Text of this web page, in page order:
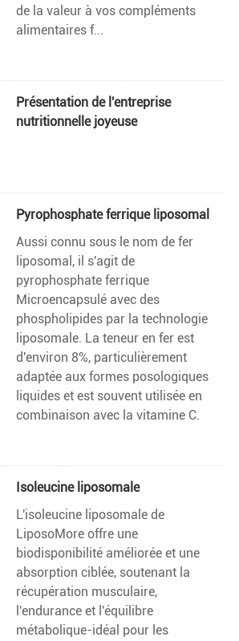
de la valeur à vos compléments
alimentaires f...
Présentation de l'entreprise
nutritionnelle joyeuse
Pyrophosphate ferrique liposomal
Aussi connu sous le nom de fer
liposomal, il s'agit de
pyrophosphate ferrique
Microencapsulé avec des
phospholipides par la technologie
liposomale. La teneur en fer est
d'environ 8%, particulièrement
adaptée aux formes posologiques
liquides et est souvent utilisée en
combinaison avec la vitamine C.
Isoleucine liposomale
L'isoleucine liposomale de
LiposoMore offre une
biodisponibilité améliorée et une
absorption ciblée, soutenant la
récupération musculaire,
l'endurance et l'équilibre
métabolique-idéal pour les